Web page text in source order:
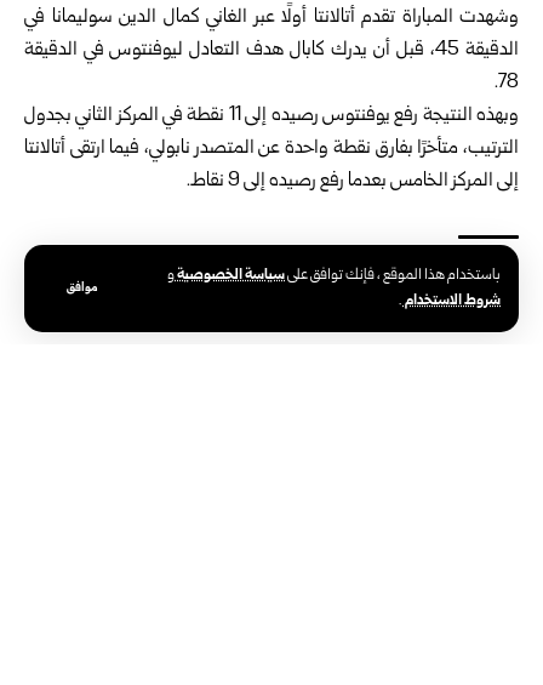
باستخدام هذا الموقع ، فإنك توافق علىسياسة الخصوصيةو
شروط الاستخدام.
موافق
وشهدت المباراة تقدم أتالانتا أولًا عبر الغاني كمال الدين سوليمانا في
الدقيقة 45، قبل أن يدرك كابال هدف التعادل ليوفنتوس في الدقيقة
78.
وبهذه النتيجة رفع يوفنتوس رصيده إلى 11 نقطة في المركز الثاني بجدول
الترتيب، متأخرًا بفارق نقطة واحدة عن المتصدر نابولي، فيما ارتقى أتالانتا
إلى المركز الخامس بعدما رفع رصيده إلى 9 نقاط.
الوسوم:الدوري الإيطالي